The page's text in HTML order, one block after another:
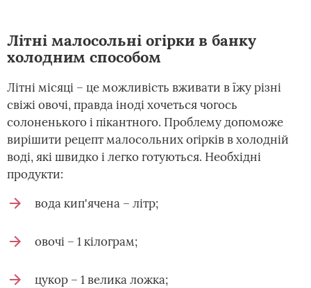
Літні малосольні огірки в банку
холодним способом
Літні місяці – це можливість вживати в їжу різні
свіжі овочі, правда іноді хочеться чогось
солоненького і пікантного. Проблему допоможе
вирішити рецепт малосольних огірків в холодній
воді, які швидко і легко готуються. Необхідні
продукти:
вода кип'ячена – літр;
овочі – 1 кілограм;
цукор – 1 велика ложка;